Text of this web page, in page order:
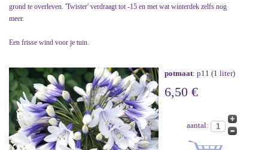
grond te overleven. 'Twister' verdraagt tot -15 en met wat winterdek zelfs nog
meer.
Een frisse wind voor je tuin.
potmaat: p11 (1 liter)
6,50 €
aantal: